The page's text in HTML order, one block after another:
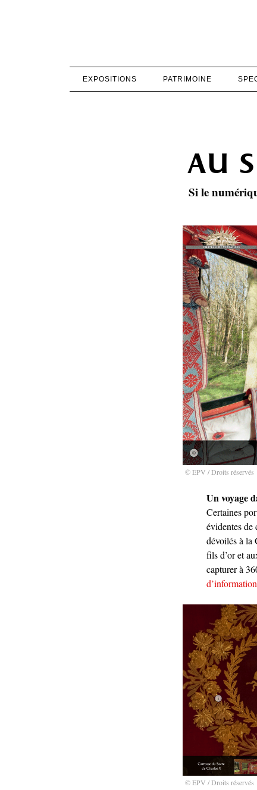
EXPOSITIONS PATRIMOINE
au
Si le
© EPV / Droits réservés
Un voyage
Certaines
évidentes de
dévoilés à la
fils d’or et
capturer à
© EPV / Droits réservés